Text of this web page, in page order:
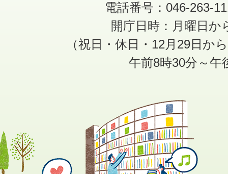
電話番号：046-263-
開庁日時：月曜日か
（祝日・休日・12月29日か
午前8時30分～午